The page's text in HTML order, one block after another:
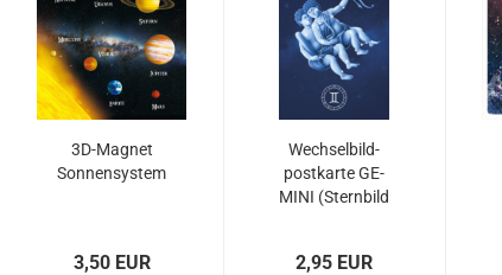
3D-​Ma­gnet
Son­nen­sys­tem
3,50 EUR
Wech­sel­bild­
post­kar­te GE­
MI­NI (Stern­bild
2,95 EUR